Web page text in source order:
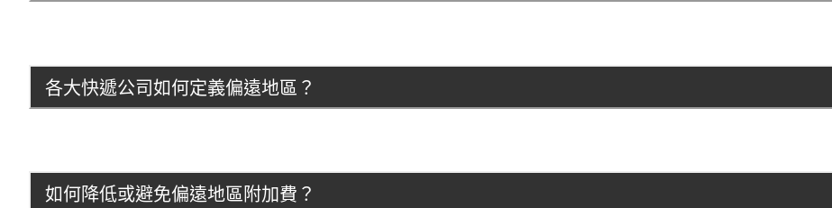
各大快遞公司如何定義偏遠地區？
如何降低或避免偏遠地區附加費？